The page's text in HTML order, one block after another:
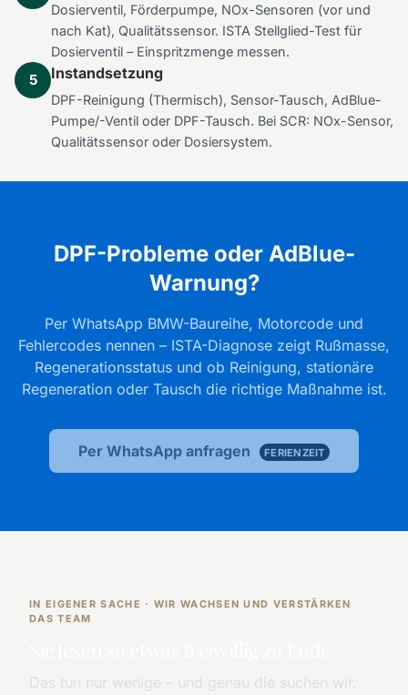
Dosierventil, Förderpumpe, NOx-Sensoren (vor und
nach Kat), Qualitätssensor. ISTA Stellglied-Test für
Dosierventil – Einspritzmenge messen.
5 Instandsetzung
DPF-Reinigung (Thermisch), Sensor-Tausch, AdBlue-
Pumpe/-Ventil oder DPF-Tausch. Bei SCR: NOx-Sensor,
Qualitätssensor oder Dosiersystem.
DPF-Probleme oder AdBlue-
Warnung?
Per WhatsApp BMW-Baureihe, Motorcode und
Fehlercodes nennen – ISTA-Diagnose zeigt Rußmasse,
Regenerationsstatus und ob Reinigung, stationäre
Regeneration oder Tausch die richtige Maßnahme ist.
Per WhatsApp anfragen FERIENZEIT
IN EIGENER SACHE · WIR WACHSEN UND VERSTÄRKEN
DAS TEAM
Das tun nur wenige – und genau die suchen wir.